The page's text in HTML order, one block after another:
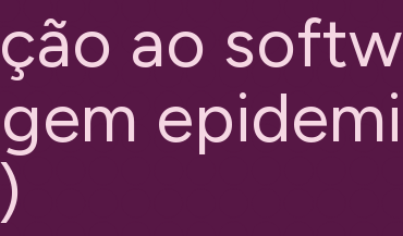
ção ao softw
gem epidemi
)